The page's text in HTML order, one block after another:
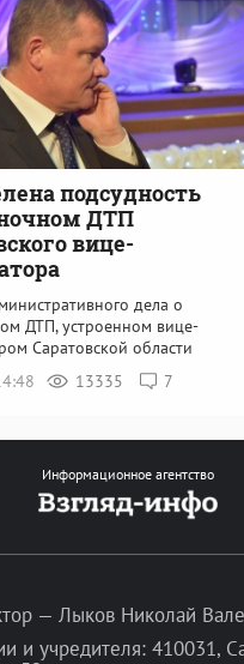
подсудность
ДТП
вице-
дела о
ДТП, устроенном вице-
Саратовской области
13335 7
Информационное агентство
— Лыков Николай
и учредителя: 410031,